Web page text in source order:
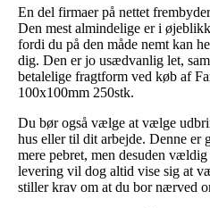
En del firmaer på nettet
Den mest almindelige er i
fordi du på den måde nemt kan
dig. Den er jo usædvanlig let,
betalelige fragtform ved køb af
100x100mm 250stk.
Du bør også vælge at vælge
hus eller til dit arbejde. Denne er
mere pebret, men desuden
levering vil dog altid vise sig at
stiller krav om at du bor nærved